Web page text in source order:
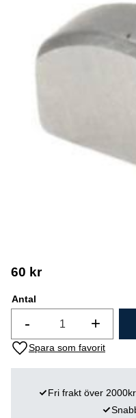
60 kr
Antal
+
-
Lägg till i favoriter
Fri frakt över 2000kr